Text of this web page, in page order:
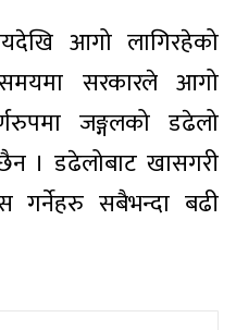
आगो लागिरहेको
सरकारले आगो
जङ्गलको डढेलो
। डढेलोबाट खासगरी
गर्नेहरु सबैभन्दा बढी